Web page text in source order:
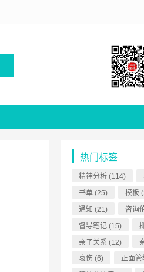
热门标签
精神分析 (114)
书单 (25) 模板
通知 (21) 咨询
督导笔记 (15)
亲子关系 (12)
哀伤 (6) 正面管